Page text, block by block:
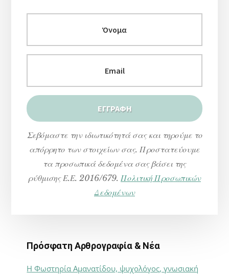
Σεβόμαστε την ιδιωτικότητά σας και τηρούμε το
απόρρητο των στοιχείων σας. Προστατεύουμε
τα προσωπικά δεδομένα σας βάσει της
ρύθμισης Ε.Ε. 2016/679. Πολιτική Προσωπικών
Δεδομένων
Πρόσφατη Αρθρογραφία & Νέα
Η Φωστηρία Αμανατίδου, ψυχολόγος, γνωσιακή